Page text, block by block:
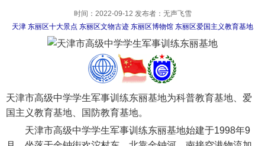
时间：2022-09-12 发布者：无声飞雪
天津 东丽区十大景点 东丽区文物古迹 东丽区博物馆 东丽区爱国主义教育基地
天津市高级中学学生军事训练东丽基地为科普教育基地、爱
国主义教育基地、国防教育基地。
天津市高级中学学生军事训练东丽基地始建于1998年9